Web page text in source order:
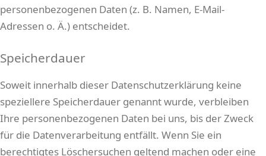
personenbezogenen Daten (z. B. Namen, E-Mail-
Adressen o. Ä.) entscheidet.
Speicherdauer
Soweit innerhalb dieser Datenschutzerklärung keine
speziellere Speicherdauer genannt wurde, verbleiben
Ihre personenbezogenen Daten bei uns, bis der Zweck
für die Datenverarbeitung entfällt. Wenn Sie ein
berechtigtes Löschersuchen geltend machen oder eine